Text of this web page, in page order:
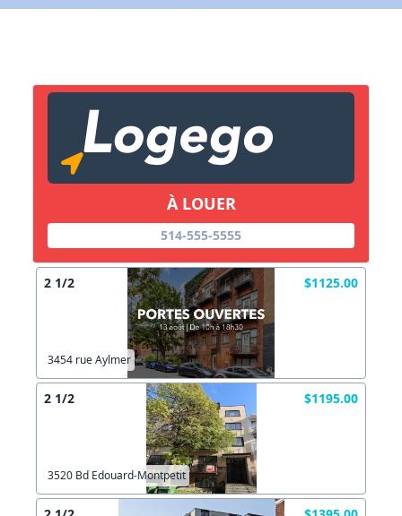
À LOUER
514-555-5555
2 1/2 $1125.00
3454 rue Aylmer
2 1/2 $1195.00
3520 Bd Edouard-Montpetit
Copier lien
X Fermer Envoyez